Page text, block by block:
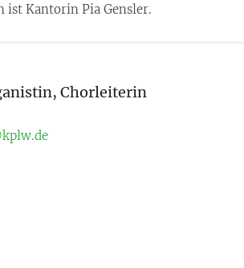
ist Kantorin Pia Gensler.
Chorleiterin